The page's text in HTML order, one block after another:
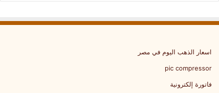
اسعار الذهب اليوم في مصر
pic compressor
فاتورة إلكترونية